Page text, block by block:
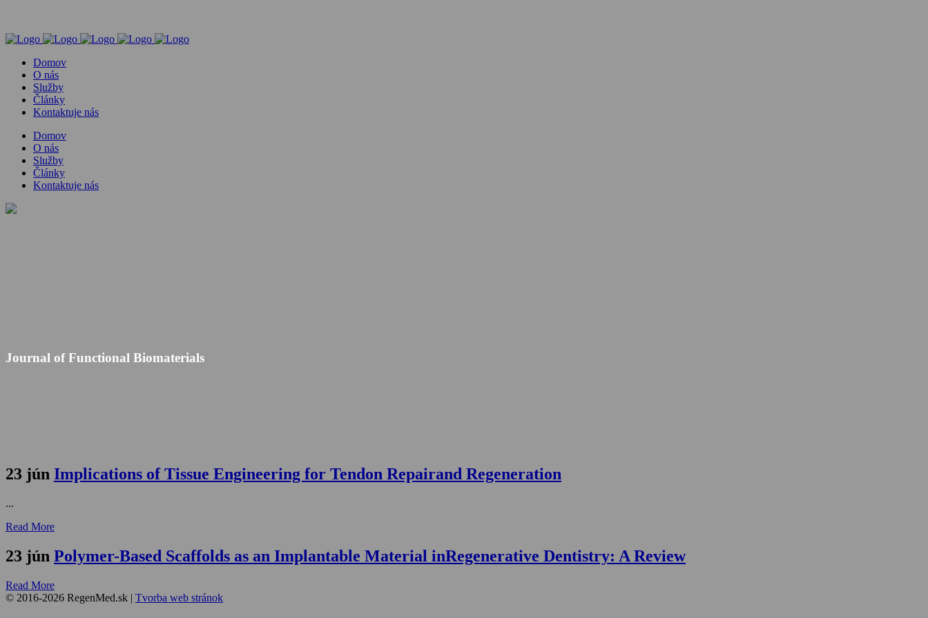
Domov
O nás
Služby
Články
Kontaktuje nás
Domov
O nás
Služby
Články
Kontaktuje nás
Journal of Functional Biomaterials
23 jún Implications of Tissue Engineering for Tendon Repairand Regeneration
...
Read More
23 jún Polymer-Based Scaffolds as an Implantable Material inRegenerative Dentistry: A Review
Read More
© 2016-2026 RegenMed.sk | Tvorba web stránok